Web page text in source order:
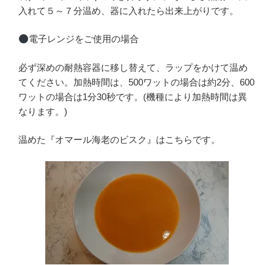
入れて５～７分温め、器に入れたら出来上がりです。
電子レンジをご使用の場合
必ず深めの耐熱容器に移し替えて、ラップをかけて温め
てください。加熱時間は、500ワットの場合は約2分、600
ワットの場合は1分30秒です。(機種により加熱時間は異
なります。)
温めた『オマール海老のビスク』はこちらです。